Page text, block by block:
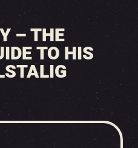
– THE
TO HIS